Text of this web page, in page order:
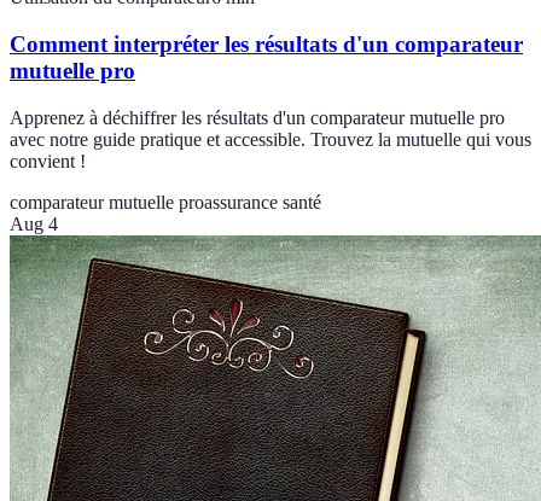
Comment interpréter les résultats d'un comparateur
mutuelle pro
Apprenez à déchiffrer les résultats d'un comparateur mutuelle pro
avec notre guide pratique et accessible. Trouvez la mutuelle qui vous
convient !
comparateur mutuelle proassurance santé
Aug 4